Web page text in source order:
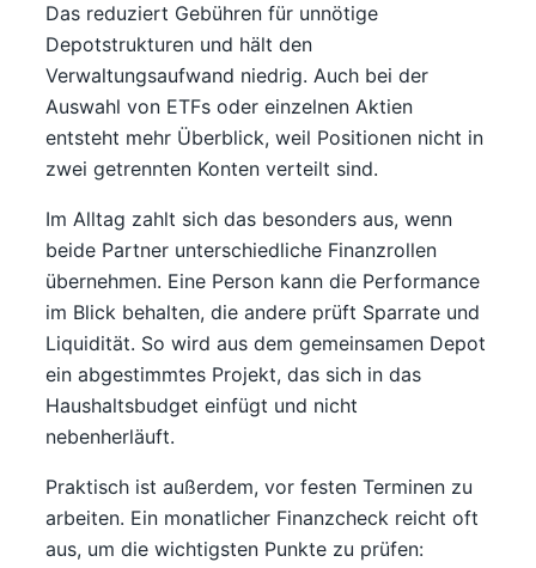
Das reduziert Gebühren für unnötige
Depotstrukturen und hält den
Verwaltungsaufwand niedrig. Auch bei der
Auswahl von ETFs oder einzelnen Aktien
entsteht mehr Überblick, weil Positionen nicht in
zwei getrennten Konten verteilt sind.
Im Alltag zahlt sich das besonders aus, wenn
beide Partner unterschiedliche Finanzrollen
übernehmen. Eine Person kann die Performance
im Blick behalten, die andere prüft Sparrate und
Liquidität. So wird aus dem gemeinsamen Depot
ein abgestimmtes Projekt, das sich in das
Haushaltsbudget einfügt und nicht
nebenherläuft.
Praktisch ist außerdem, vor festen Terminen zu
arbeiten. Ein monatlicher Finanzcheck reicht oft
aus, um die wichtigsten Punkte zu prüfen: